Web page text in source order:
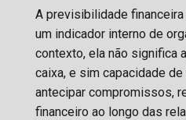
A previsibilidade
um indicador interno de
contexto, ela não significa
caixa, e sim capacidade
antecipar compromissos,
financeiro ao longo das